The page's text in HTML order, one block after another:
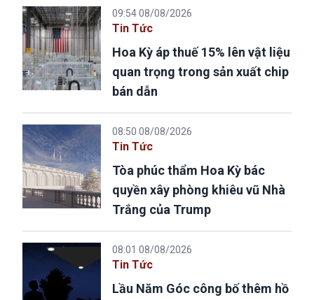
09:54 08/08/2026
Tin Tức
Hoa Kỳ áp thuế 15% lên vật liệu
quan trọng trong sản xuất chip
bán dẫn
08:50 08/08/2026
Tin Tức
Tòa phúc thẩm Hoa Kỳ bác
quyền xây phòng khiêu vũ Nhà
Trắng của Trump
08:01 08/08/2026
Tin Tức
Lầu Năm Góc công bố thêm hồ